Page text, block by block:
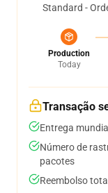
Standard -
Production
Today
Transação
Entrega
Número de
pacotes
Reembolso